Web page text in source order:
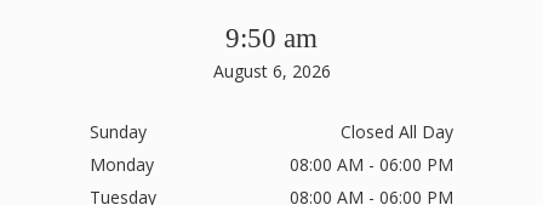
9:50 am
August 6, 2026
Sunday
Closed All Day
Monday
08:00 AM - 06:00 PM
Tuesday
08:00 AM - 06:00 PM